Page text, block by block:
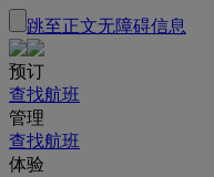
跳至正文无障碍信息
预订
查找航班
管理
查找航班
体验